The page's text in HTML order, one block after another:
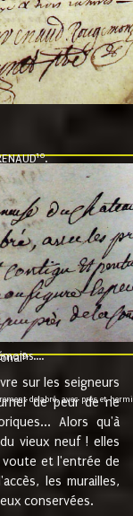
10.
du mois de
chevalier baron
monsieur
present et
indivisables et
Baron et ses
de 880 livre louis
9.
delabré, avec près et
sur les seigneurs
de peur de ne
Alors qu'à
vieux neuf ! elles
voute et l'entrée de
les murailles,
conservées.